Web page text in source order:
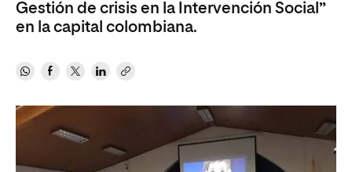
Gestión de crisis en la Intervención Social”
en la capital colombiana.